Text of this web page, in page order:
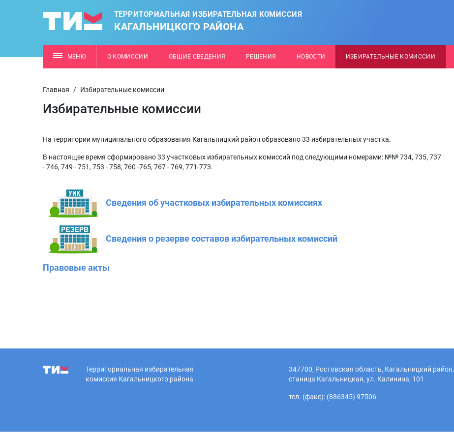
ТЕРРИТОРИАЛЬНАЯ ИЗБИРАТЕЛЬНАЯ КОМИССИЯ
КАГАЛЬНИЦКОГО РАЙОНА
МЕНЮ О КОМИССИИ ОБЩИЕ СВЕДЕНИЯ РЕШЕНИЯ НОВОСТИ ИЗБИРАТЕЛЬНЫЕ КОМИССИИ
Главная / Избирательные комиссии
Избирательные комиссии
На территории муниципального образования Кагальницкий район образовано 33 избирательных участка.
В настоящее время сформировано 33 участковых избирательных комиссий под следующими номерами: №№ 734, 735, 737
- 746, 749 - 751, 753 - 758, 760 -765, 767 - 769, 771-773.
Сведения об участковых избирательных комиссиях
Сведения о резерве составов избирательных комиссий
Правовые акты
Территориальная избирательная
комиссия Кагальницкого района
347700, Ростовская область, Кагальницкий район,
станица Кагальницкая, ул. Калинина, 101
тел. (факс): (886345) 97506